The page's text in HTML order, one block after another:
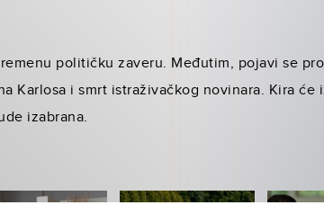
političku zaveru. Međutim, pojavi se
Karlosa i smrt istraživačkog novinara. Kira će
izabrana.